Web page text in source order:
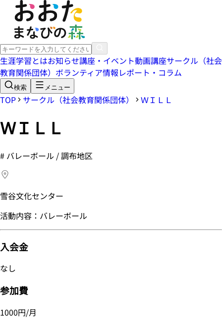
生涯学習とはお知らせ講座・イベント動画講座サークル（社会
教育関係団体） ボランティア情報レポート・コラム
検索 メニュー
TOP サークル（社会教育関係団体） ＷＩＬＬ
ＷＩＬＬ
# バレーボール / 調布地区
雪谷文化センター
活動内容：バレーボール
入会金
なし
参加費
1000円/月